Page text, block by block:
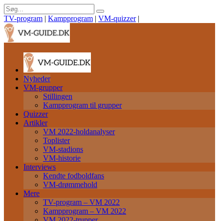
TV-program | Kampprogram | VM-quizzer |
Nyheder
VM-grupper
Stillingen
Kampprogram til grupper
Quizzer
Artikler
VM 2022-holdanalyser
Toplister
VM-stadions
VM-historie
Interviews
Kendte fodboldfans
VM-drømmehold
Mere
TV-program – VM 2022
Kampprogram – VM 2022